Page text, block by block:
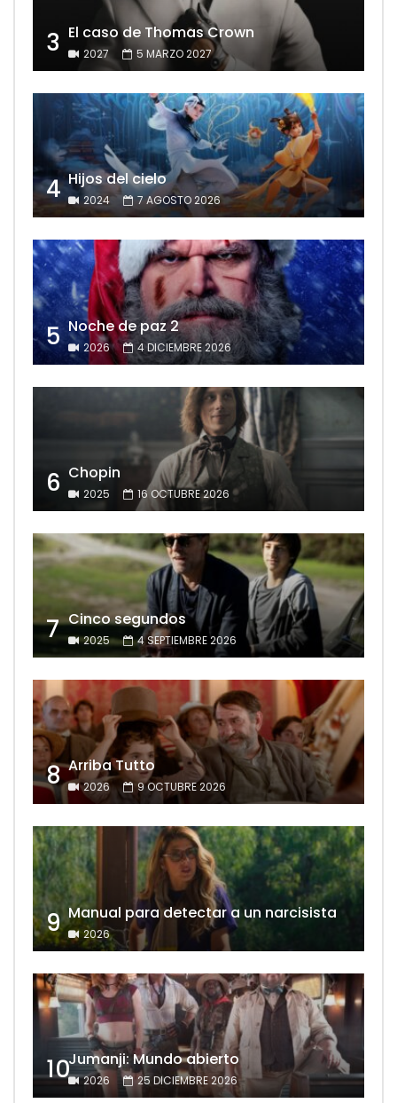
3 El caso de Thomas Crown
2027 5 MARZO 2027
4 Hijos del cielo
2024 7 AGOSTO 2026
5 Noche de paz 2
2026 4 DICIEMBRE 2026
6 Chopin
2025 16 OCTUBRE 2026
7 Cinco segundos
2025 4 SEPTIEMBRE 2026
8 Arriba Tutto
2026 9 OCTUBRE 2026
9 Manual para detectar a un narcisista
2026
10Jumanji: Mundo abierto
2026 25 DICIEMBRE 2026